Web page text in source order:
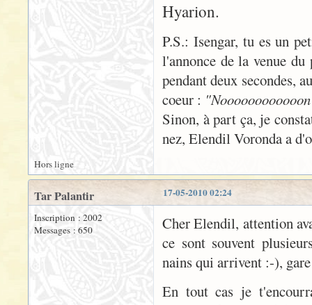
Hyarion.
P.S.: Isengar, tu es un
l'annonce de la venue
pendant deux secondes,
coeur :
Sinon, à part ça, je
nez, Elendil Voronda a
Hors ligne
17-05-2010 02:24
Tar Palantir
Inscription : 2002
Messages : 650
Cher Elendil, attention
ce sont souvent
nains qui arrivent :-),
En tout cas je